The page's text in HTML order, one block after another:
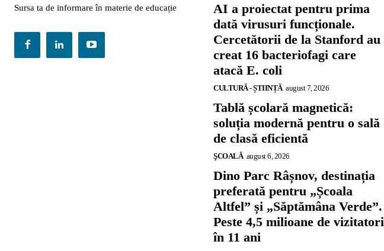
Sursa ta de informare în materie de educație
AI a proiectat pentru prima
dată virusuri funcționale.
Cercetătorii de la Stanford au
creat 16 bacteriofagi care
atacă E. coli
CULTURĂ - ȘTIINȚĂ august 7, 2026
Tablă școlară magnetică:
soluția modernă pentru o sală
de clasă eficientă
ŞCOALĂ august 6, 2026
Dino Parc Râșnov, destinația
preferată pentru „Școala
Altfel” și „Săptămâna Verde”.
Peste 4,5 milioane de vizitatori
în 11 ani